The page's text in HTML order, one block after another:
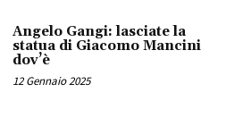
Angelo Gangi: lasciate la
statua di Giacomo Mancini
dov’è
12 Gennaio 2025